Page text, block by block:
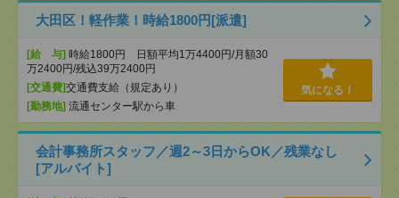
大田区！軽作業！時給1800円[派遣]
[給 与] 時給1800円 日額平均1万4400円/月額30
万2400円/残込39万2400円
[交通費]交通費支給（規定あり）
[勤務地] 流通センター駅から車
気になる！
会計事務所スタッフ／週2～3日からOK／残業なし
[アルバイト]